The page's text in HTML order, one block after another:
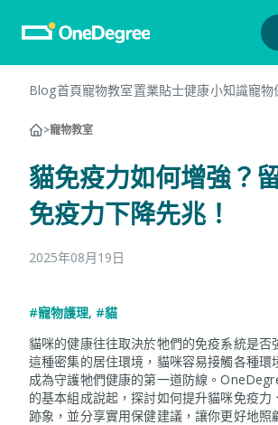
Blog首頁寵物教室置業貼士健康小知識寵物
>寵物教室
貓免疫力如何增強？
免疫力下降先兆！
2025年08月19日
#寵物護理, #貓
貓咪的健康往往取決於牠們的免疫系統是否
這種密集的居住環境，貓咪容易接觸各種環
成為守護牠們健康的第一道防線。
的基本組成說起，探討如何提升貓咪免疫力
跡象，並分享實用保健建議，讓你更好地照